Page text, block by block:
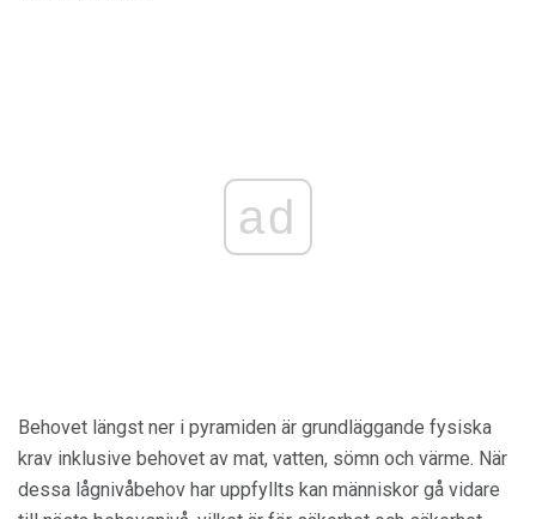
ad
Behovet längst ner i pyramiden är grundläggande fysiska
krav inklusive behovet av mat, vatten, sömn och värme. När
dessa lågnivåbehov har uppfyllts kan människor gå vidare